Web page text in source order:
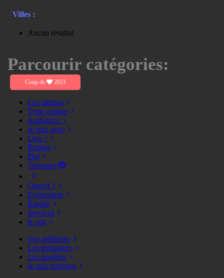
Villes :
Aucun résultat
Parcourir catégories:
Coup de 2021
Les ultimes
Type cuisine
Ambiance >
Je suis avec
Lieu ?
Budget
Plat
Terrasses
Ouvert ?
Evènement
Rapide
Services
le soir
Vos préférées
Les tendances
Les insolites
Je suis touristes